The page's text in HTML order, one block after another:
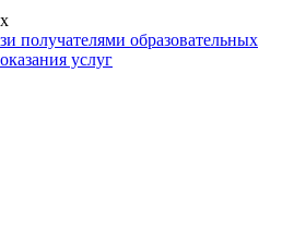
получателями образовательных
услуг